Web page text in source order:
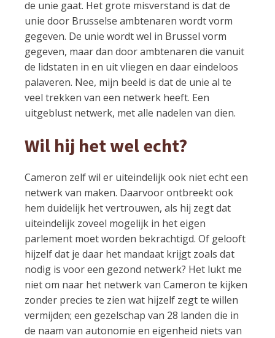
de unie gaat. Het grote misverstand is dat de
unie door Brusselse ambtenaren wordt vorm
gegeven. De unie wordt wel in Brussel vorm
gegeven, maar dan door ambtenaren die vanuit
de lidstaten in en uit vliegen en daar eindeloos
palaveren. Nee, mijn beeld is dat de unie al te
veel trekken van een netwerk heeft. Een
uitgeblust netwerk, met alle nadelen van dien.
Wil hij het wel echt?
Cameron zelf wil er uiteindelijk ook niet echt een
netwerk van maken. Daarvoor ontbreekt ook
hem duidelijk het vertrouwen, als hij zegt dat
uiteindelijk zoveel mogelijk in het eigen
parlement moet worden bekrachtigd. Of gelooft
hijzelf dat je daar het mandaat krijgt zoals dat
nodig is voor een gezond netwerk? Het lukt me
niet om naar het netwerk van Cameron te kijken
zonder precies te zien wat hijzelf zegt te willen
vermijden; een gezelschap van 28 landen die in
de naam van autonomie en eigenheid niets van